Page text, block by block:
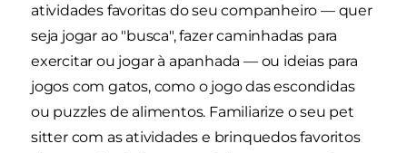
atividades favoritas do seu companheiro — quer
seja jogar ao "busca", fazer caminhadas para
exercitar ou jogar à apanhada — ou ideias para
jogos com gatos, como o jogo das escondidas
ou puzzles de alimentos. Familiarize o seu pet
sitter com as atividades e brinquedos favoritos